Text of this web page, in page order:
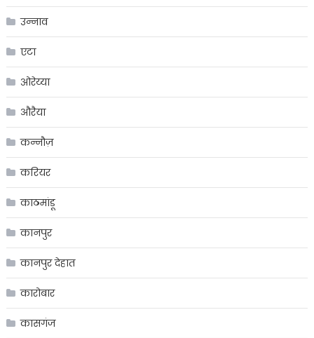
उन्नाव
एटा
ओरेय्या
औरैया
कन्नौज़
करियर
काठमांडू
कानपुर
कानपुर देहात
कारोबार
कासगंज